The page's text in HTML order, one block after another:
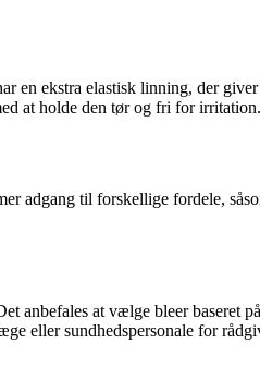
ekstra elastisk linning, der
at holde den tør og fri for irritation.
adgang til forskellige fordele,
anbefales at vælge bleer baseret
eller sundhedspersonale for